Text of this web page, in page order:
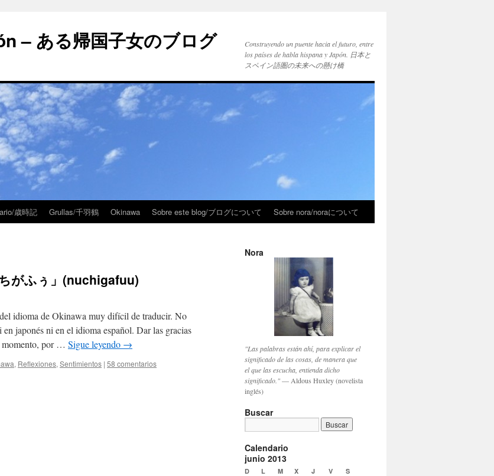
– ある帰国子女のブログ
Construyendo un puente hacia el futuro, entre
los países de habla hispana y Japón. 日本と
スペイン語圏の未来への懸け橋
歳時記 Grullas/千羽鶴 Okinawa Sobre este blog/ブログについて Sobre nora/noraについて
がふぅ」(nuchigafuu)
idioma de Okinawa muy difícil de traducir. No
japonés ni en el idioma español. Dar las gracias
momento, por … Sigue leyendo →
, Reflexiones, Sentimientos | 58 comentarios
Nora
"Las palabras están ahí, para explicar el
significado de las cosas, de manera que
el que las escucha, entienda dicho
significado."— Aldous Huxley (novelista
inglés)
Buscar
Calendario
junio 2013
D L M X J V S